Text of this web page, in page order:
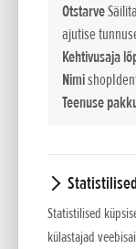
Otstarve
ajutise
Kehtivusaja
Nimi
Teenuse
Statistilised
külastajad
Super Cub avas
uksed paljudes
mitmel pool
Euroopas. 1960.
alguses müüdi üle
Rekordarvuni
aastal 1963.
kõrghetkel lahkus
konveierilt uus